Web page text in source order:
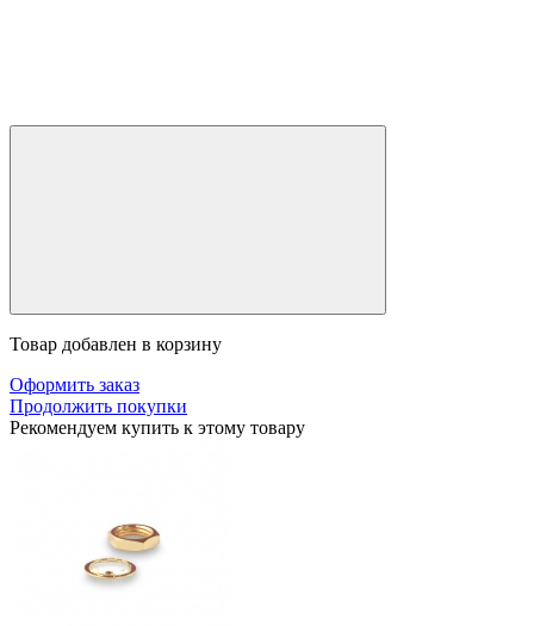
Товар добавлен в корзину
Оформить заказ
Продолжить покупки
Рекомендуем купить к этому товару